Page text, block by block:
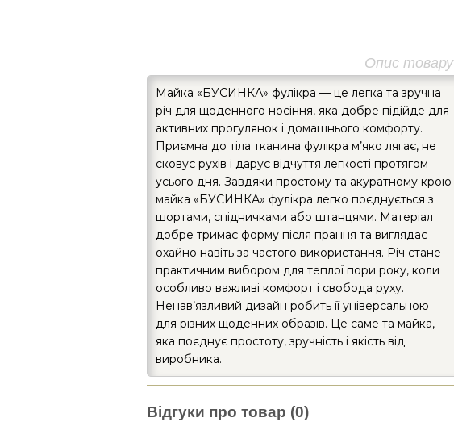
Опис товару
Майка «БУСИНКА» фулікра — це легка та зручна
річ для щоденного носіння, яка добре підійде для
активних прогулянок і домашнього комфорту.
Приємна до тіла тканина фулікра м’яко лягає, не
сковує рухів і дарує відчуття легкості протягом
усього дня. Завдяки простому та акуратному крою
майка «БУСИНКА» фулікра легко поєднується з
шортами, спідничками або штанцями. Матеріал
добре тримає форму після прання та виглядає
охайно навіть за частого використання. Річ стане
практичним вибором для теплої пори року, коли
особливо важливі комфорт і свобода руху.
Ненав’язливий дизайн робить її універсальною
для різних щоденних образів. Це саме та майка,
яка поєднує простоту, зручність і якість від
виробника.
Відгуки про товар (0)